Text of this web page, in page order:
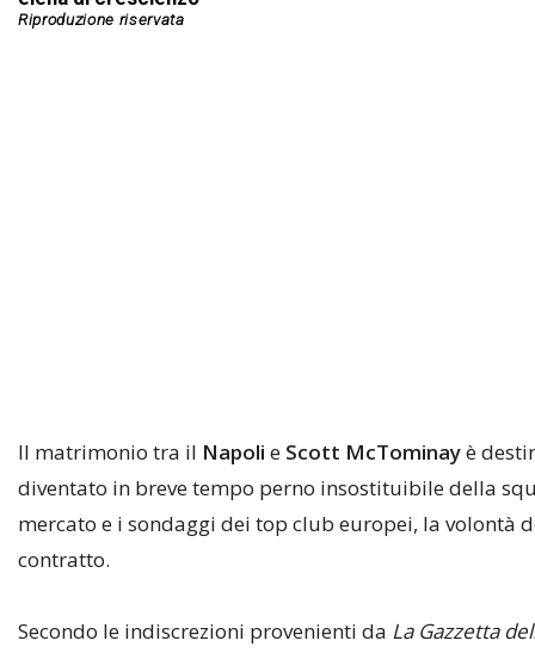
Il matrimonio tra il Napoli e Scott McTominayè
diventato in breve tempo perno insostituibile della
mercato e i sondaggi dei top club europei, la volontà
contratto.
Secondo le indiscrezioni provenienti da La Gazzetta